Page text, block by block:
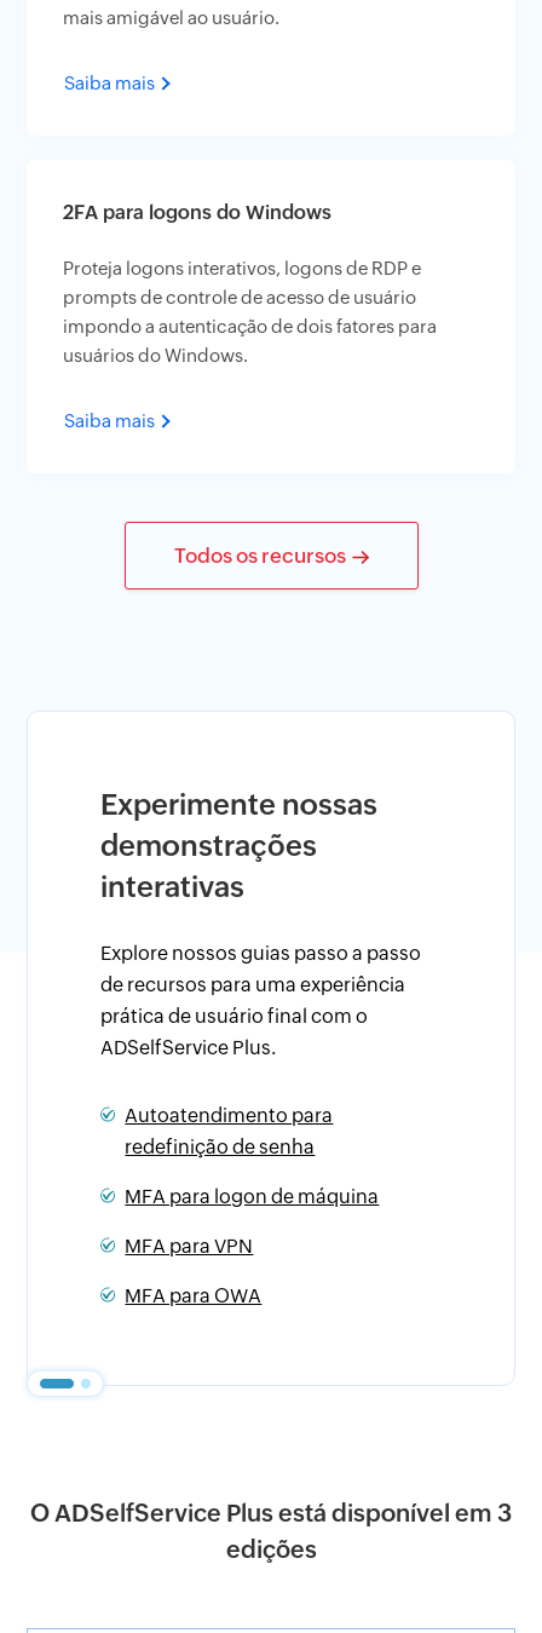
mais amigável ao usuário.
Saiba mais
2FA para logons do Windows
Proteja logons interativos, logons de RDP e
prompts de controle de acesso de usuário
impondo a autenticação de dois fatores para
usuários do Windows.
Saiba mais
Todos os recursos
Experimente nossas
demonstrações
interativas
Explore nossos guias passo a passo
de recursos para uma experiência
prática de usuário final com o
ADSelfService Plus.
Autoatendimento para
redefinição de senha
MFA para logon de máquina
MFA para VPN
MFA para OWA
O ADSelfService Plus está disponível em 3
edições